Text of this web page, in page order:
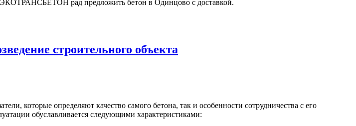
ЭКОТРАНСБЕТОН рад предложить бетон в Одинцово с доставкой.
строительного объекта
которые определяют качество самого бетона, так и особенности сотрудничества с его
обуславливается следующими характеристиками: